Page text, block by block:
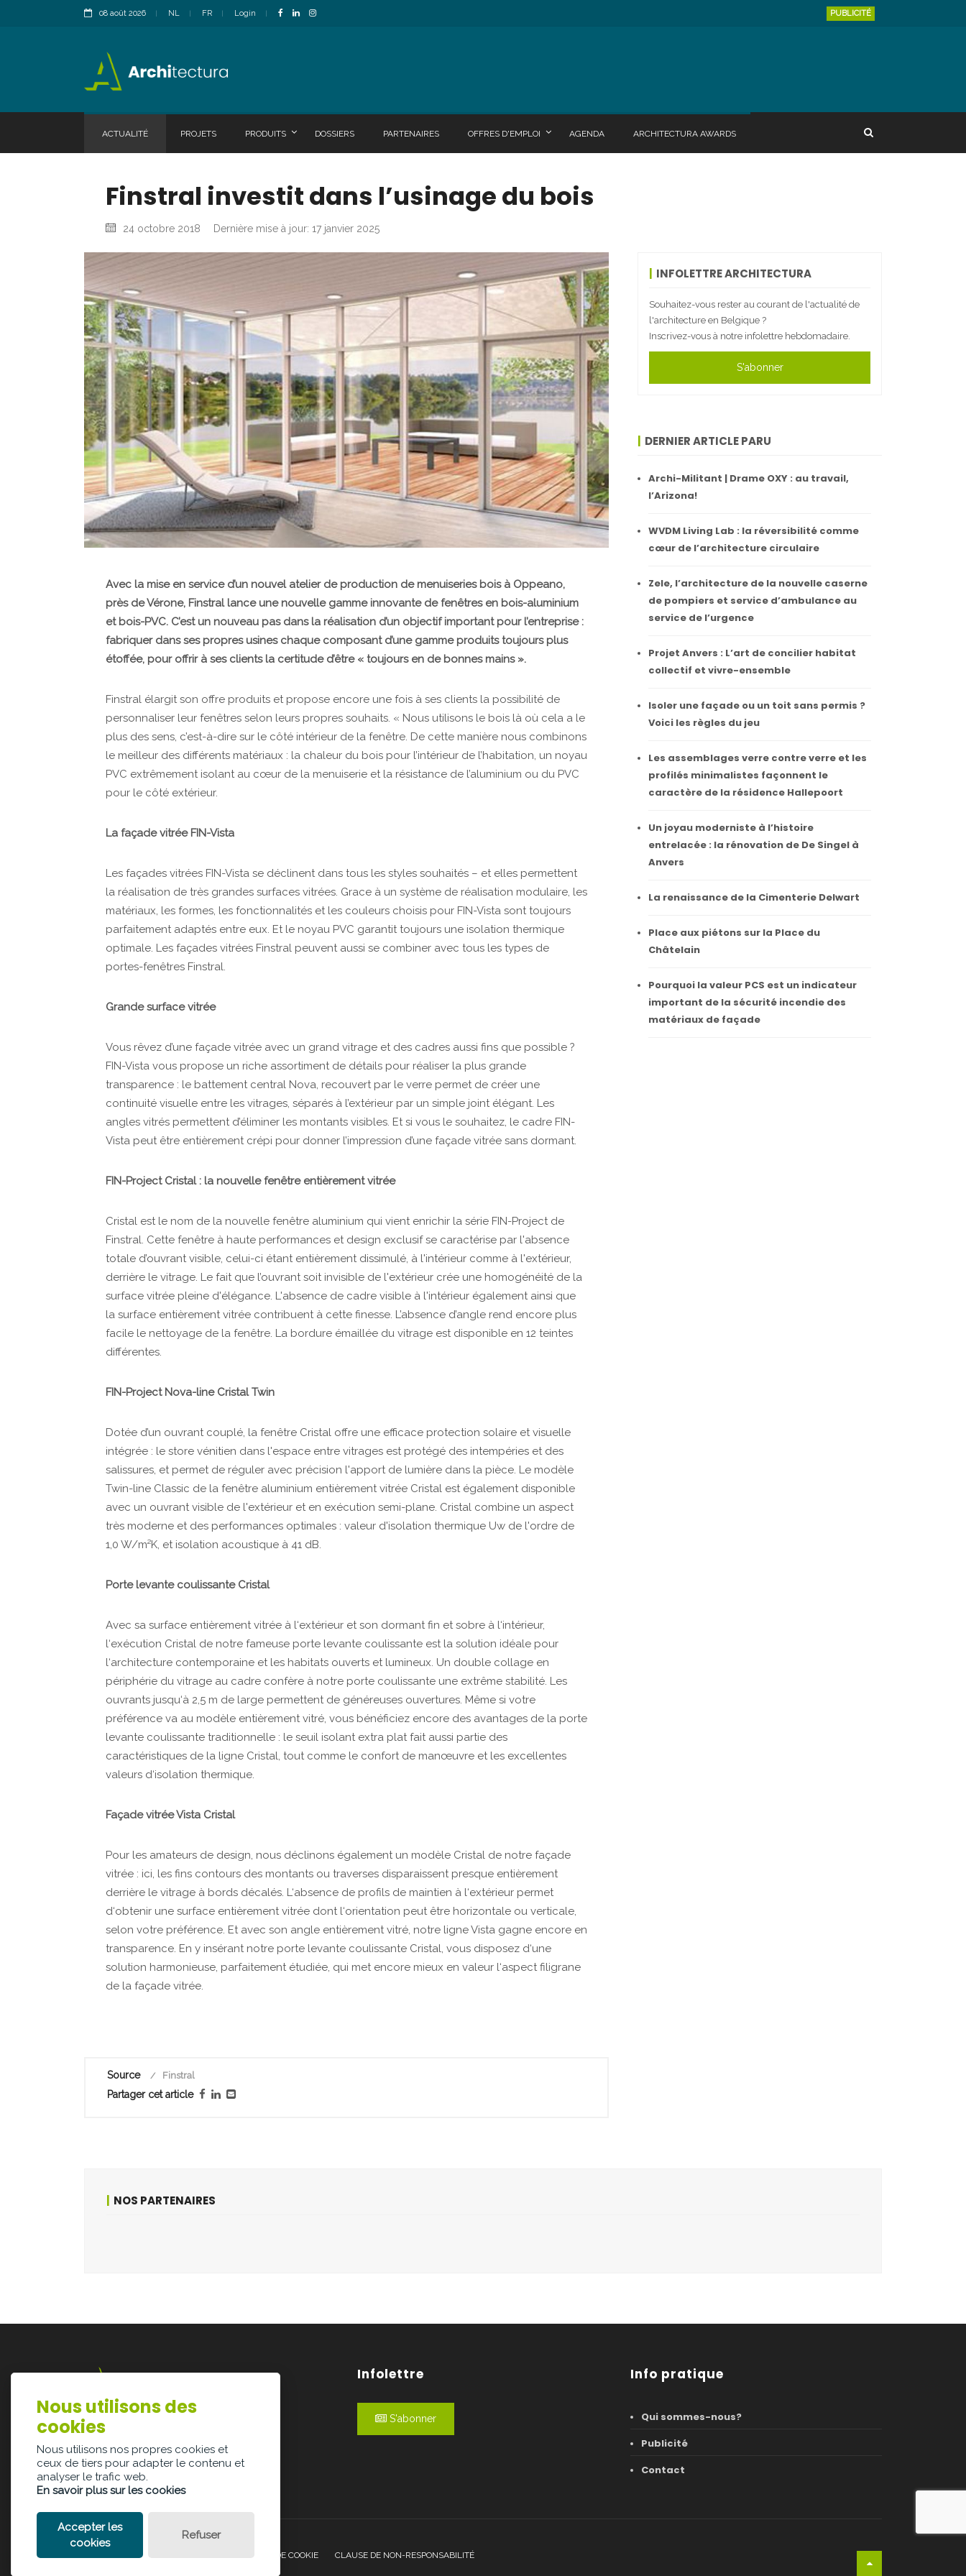
08 août 2026 NL FR Login PUBLICITÉ
ACTUALITÉ PROJETS PRODUITS DOSSIERS PARTENAIRES OFFRES D'EMPLOI AGENDA ARCHITECTURA AWARDS
Finstral investit dans l’usinage du bois
24 octobre 2018 Dernière mise à jour: 17 janvier 2025
Avec la mise en service d’un nouvel atelier de production de menuiseries bois à Oppeano,
près de Vérone, Finstral lance une nouvelle gamme innovante de fenêtres en bois-aluminium
et bois-PVC. C’est un nouveau pas dans la réalisation d’un objectif important pour l’entreprise :
fabriquer dans ses propres usines chaque composant d’une gamme produits toujours plus
étoffée, pour offrir à ses clients la certitude d’être « toujours en de bonnes mains ».
Finstral élargit son offre produits et propose encore une fois à ses clients la possibilité de
personnaliser leur fenêtres selon leurs propres souhaits. « Nous utilisons le bois là où cela a le
plus des sens, c’est-à-dire sur le côté intérieur de la fenêtre. De cette manière nous combinons
le meilleur des différents matériaux : la chaleur du bois pour l’intérieur de l’habitation, un noyau
PVC extrêmement isolant au cœur de la menuiserie et la résistance de l’aluminium ou du PVC
pour le côté extérieur.
La façade vitrée FIN-Vista
Les façades vitrées FIN-Vista se déclinent dans tous les styles souhaités – et elles permettent
la réalisation de très grandes surfaces vitrées. Grace à un système de réalisation modulaire, les
matériaux, les formes, les fonctionnalités et les couleurs choisis pour FIN-Vista sont toujours
parfaitement adaptés entre eux. Et le noyau PVC garantit toujours une isolation thermique
optimale. Les façades vitrées Finstral peuvent aussi se combiner avec tous les types de
portes-fenêtres Finstral.
Grande surface vitrée
Vous rêvez d’une façade vitrée avec un grand vitrage et des cadres aussi fins que possible ?
FIN-Vista vous propose un riche assortiment de détails pour réaliser la plus grande
transparence : le battement central Nova, recouvert par le verre permet de créer une
continuité visuelle entre les vitrages, séparés à l’extérieur par un simple joint élégant. Les
angles vitrés permettent d’éliminer les montants visibles. Et si vous le souhaitez, le cadre FIN-
Vista peut être entièrement crépi pour donner l’impression d’une façade vitrée sans dormant.
FIN-Project Cristal : la nouvelle fenêtre entièrement vitrée
Cristal est le nom de la nouvelle fenêtre aluminium qui vient enrichir la série FIN-Project de
Finstral. Cette fenêtre à haute performances et design exclusif se caractérise par l'absence
totale d’ouvrant visible, celui-ci étant entièrement dissimulé, à l'intérieur comme à l'extérieur,
derrière le vitrage. Le fait que l’ouvrant soit invisible de l'extérieur crée une homogénéité de la
surface vitrée pleine d'élégance. L'absence de cadre visible à l'intérieur également ainsi que
la surface entièrement vitrée contribuent à cette finesse. L’absence d’angle rend encore plus
facile le nettoyage de la fenêtre. La bordure émaillée du vitrage est disponible en 12 teintes
différentes.
FIN-Project Nova-line Cristal Twin
Dotée d’un ouvrant couplé, la fenêtre Cristal offre une efficace protection solaire et visuelle
intégrée : le store vénitien dans l'espace entre vitrages est protégé des intempéries et des
salissures, et permet de réguler avec précision l'apport de lumière dans la pièce. Le modèle
Twin-line Classic de la fenêtre aluminium entièrement vitrée Cristal est également disponible
avec un ouvrant visible de l'extérieur et en exécution semi-plane. Cristal combine un aspect
très moderne et des performances optimales : valeur d'isolation thermique Uw de l'ordre de
1,0 W/m²K, et isolation acoustique à 41 dB.
Porte levante coulissante Cristal
Avec sa surface entièrement vitrée à l‘extérieur et son dormant fin et sobre à l‘intérieur,
l‘exécution Cristal de notre fameuse porte levante coulissante est la solution idéale pour
l‘architecture contemporaine et les habitats ouverts et lumineux. Un double collage en
périphérie du vitrage au cadre confère à notre porte coulissante une extrême stabilité. Les
ouvrants jusqu‘à 2,5 m de large permettent de généreuses ouvertures. Même si votre
préférence va au modèle entièrement vitré, vous bénéficiez encore des avantages de la porte
levante coulissante traditionnelle : le seuil isolant extra plat fait aussi partie des
caractéristiques de la ligne Cristal, tout comme le confort de manœuvre et les excellentes
valeurs d‘isolation thermique.
Façade vitrée Vista Cristal
Pour les amateurs de design, nous déclinons également un modèle Cristal de notre façade
vitrée : ici, les fins contours des montants ou traverses disparaissent presque entièrement
derrière le vitrage à bords décalés. L‘absence de profils de maintien à l‘extérieur permet
d‘obtenir une surface entièrement vitrée dont l‘orientation peut être horizontale ou verticale,
selon votre préférence. Et avec son angle entièrement vitré, notre ligne Vista gagne encore en
transparence. En y insérant notre porte levante coulissante Cristal, vous disposez d‘une
solution harmonieuse, parfaitement étudiée, qui met encore mieux en valeur l‘aspect filigrane
de la façade vitrée.
Source Finstral
Partager cet article
INFOLETTRE ARCHITECTURA
Souhaitez-vous rester au courant de l'actualité de
l'architecture en Belgique ?
Inscrivez-vous à notre infolettre hebdomadaire.
S'abonner
DERNIER ARTICLE PARU
Archi-Militant | Drame OXY : au travail,
l’Arizona!
WVDM Living Lab : la réversibilité comme
cœur de l’architecture circulaire
Zele, l’architecture de la nouvelle caserne
de pompiers et service d’ambulance au
service de l’urgence
Projet Anvers : L’art de concilier habitat
collectif et vivre-ensemble
Isoler une façade ou un toit sans permis ?
Voici les règles du jeu
Les assemblages verre contre verre et les
profilés minimalistes façonnent le
caractère de la résidence Hallepoort
Un joyau moderniste à l’histoire
entrelacée : la rénovation de De Singel à
Anvers
La renaissance de la Cimenterie Delwart
Place aux piétons sur la Place du
Châtelain
Pourquoi la valeur PCS est un indicateur
important de la sécurité incendie des
matériaux de façade
NOS PARTENAIRES
Lazarijstraat 168
3500 Hasselt
Infolettre
S'abonner
Info pratique
Qui sommes-nous?
Publicité
Contact
POLITIQUE DE CONFIDENTIALITÉ POLITIQUE DE COOKIE CLAUSE DE NON-RESPONSABILITÉ
Nous utilisons des
cookies
Nous utilisons nos propres cookies et
ceux de tiers pour adapter le contenu et
analyser le trafic web.
En savoir plus sur les cookies
Accepter les
cookies
Refuser